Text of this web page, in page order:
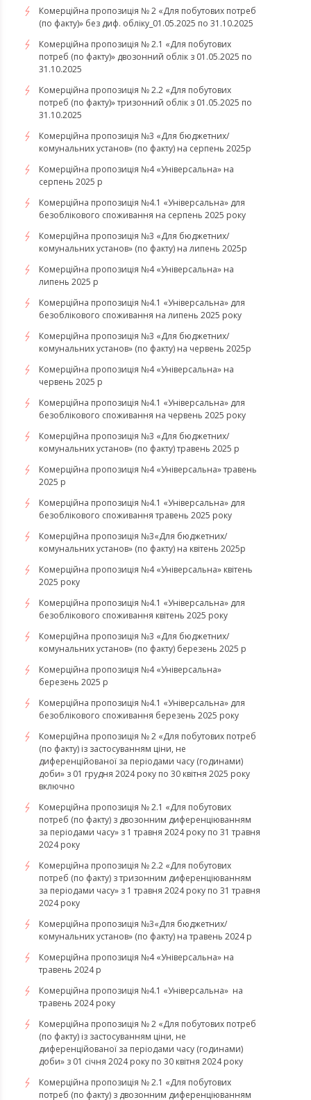
Комерційна пропозиція № 2 «Для побутових потреб
(по факту)» без диф. обліку_01.05.2025 по 31.10.2025
Комерційна пропозиція № 2.1 «Для побутових
потреб (по факту)» двозонний облік з 01.05.2025 по
31.10.2025
Комерційна пропозиція № 2.2 «Для побутових
потреб (по факту)» тризонний облік з 01.05.2025 по
31.10.2025
Комерційна пропозиція №3 «Для бюджетних/
комунальних установ» (по факту) на серпень 2025р
Комерційна пропозиція №4 «Універсальна» на
серпень 2025 р
Комерційна пропозиція №4.1 «Універсальна» для
безоблікового споживання на серпень 2025 року
Комерційна пропозиція №3 «Для бюджетних/
комунальних установ» (по факту) на липень 2025р
Комерційна пропозиція №4 «Універсальна» на
липень 2025 р
Комерційна пропозиція №4.1 «Універсальна» для
безоблікового споживання на липень 2025 року
Комерційна пропозиція №3 «Для бюджетних/
комунальних установ» (по факту) на червень 2025р
Комерційна пропозиція №4 «Універсальна» на
червень 2025 р
Комерційна пропозиція №4.1 «Універсальна» для
безоблікового споживання на червень 2025 року
Комерційна пропозиція №3 «Для бюджетних/
комунальних установ» (по факту) травень 2025 р
Комерційна пропозиція №4 «Універсальна» травень
2025 р
Комерційна пропозиція №4.1 «Універсальна» для
безоблікового споживання травень 2025 року
Комерційна пропозиція №3«Для бюджетних/
комунальних установ» (по факту) на квітень 2025р
Комерційна пропозиція №4 «Універсальна» квітень
2025 року
Комерційна пропозиція №4.1 «Універсальна» для
безоблікового споживання квітень 2025 року
Комерційна пропозиція №3 «Для бюджетних/
комунальних установ» (по факту) березень 2025 р
Комерційна пропозиція №4 «Універсальна»
березень 2025 р
Комерційна пропозиція №4.1 «Універсальна» для
безоблікового споживання березень 2025 року
Комерційна пропозиція № 2 «Для побутових потреб
(по факту) із застосуванням ціни, не
диференційованої за періодами часу (годинами)
доби» з 01 грудня 2024 року по 30 квітня 2025 року
включно
Комерційна пропозиція № 2.1 «Для побутових
потреб (по факту) з двозонним диференціюванням
за періодами часу» з 1 травня 2024 року по 31 травня
2024 року
Комерційна пропозиція № 2.2 «Для побутових
потреб (по факту) з тризонним диференціюванням
за періодами часу» з 1 травня 2024 року по 31 травня
2024 року
Комерційна пропозиція №3«Для бюджетних/
комунальних установ» (по факту) на травень 2024 р
Комерційна пропозиція №4 «Універсальна» на
травень 2024 р
Комерційна пропозиція №4.1 «Універсальна» на
травень 2024 року
Комерційна пропозиція № 2 «Для побутових потреб
(по факту) із застосуванням ціни, не
диференційованої за періодами часу (годинами)
доби» з 01 січня 2024 року по 30 квітня 2024 року
Комерційна пропозиція № 2.1 «Для побутових
потреб (по факту) з двозонним диференціюванням